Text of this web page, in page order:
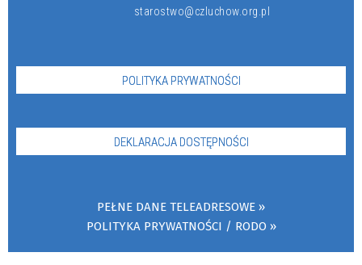
starostwo@czluchow.org.pl
POLITYKA PRYWATNOŚCI
DEKLARACJA DOSTĘPNOŚCI
PEŁNE DANE TELEADRESOWE
POLITYKA PRYWATNOŚCI / RODO